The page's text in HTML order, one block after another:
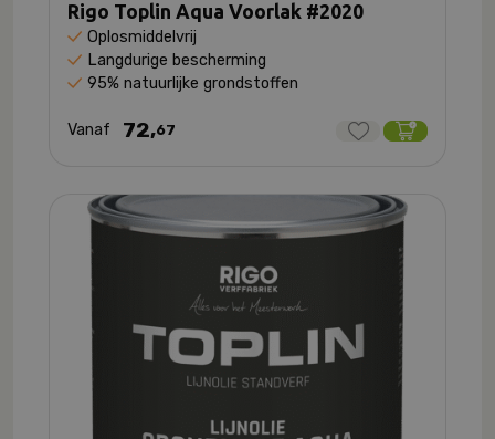
Rigo Toplin Aqua Voorlak #2020
Oplosmiddelvrij
Langdurige bescherming
95% natuurlijke grondstoffen
Vanaf 72,67